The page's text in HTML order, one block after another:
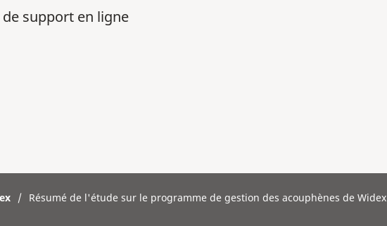
support en ligne
/ Résumé de l'étude sur le programme de gestion des acouphènes de Widex